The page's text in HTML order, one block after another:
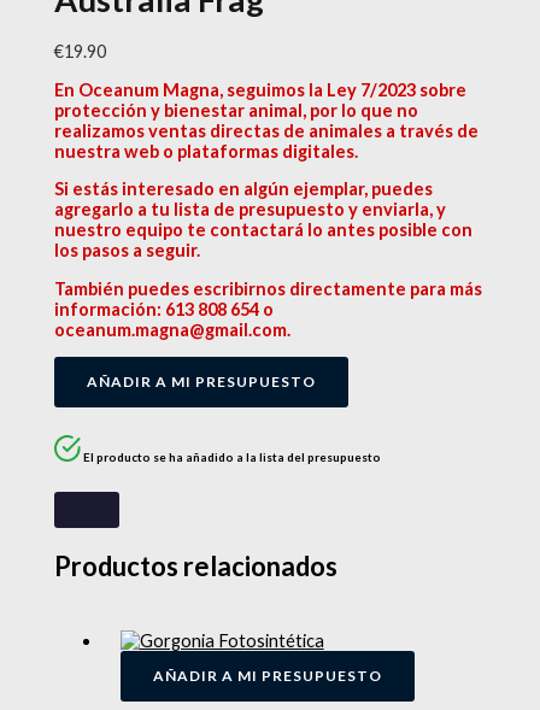
€19.90
En Oceanum Magna, seguimos la Ley 7/2023 sobre
protección y bienestar animal, por lo que no
realizamos ventas directas de animales a través de
nuestra web o plataformas digitales.
Si estás interesado en algún ejemplar, puedes
agregarlo a tu lista de presupuesto y enviarla, y
nuestro equipo te contactará lo antes posible con
los pasos a seguir.
También puedes escribirnos directamente para más
información: 613 808 654 o
oceanum.magna@gmail.com.
AÑADIR A MI PRESUPUESTO
El producto se ha añadido a la lista del presupuesto
Productos relacionados
AÑADIR A MI PRESUPUESTO